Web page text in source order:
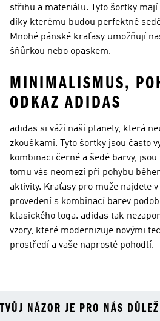
střihu a materiálu. Tyto šortky mají
díky kterému budou perfektně
Mnohé pánské kraťasy umožňují
šňůrkou nebo opaskem.
MINIMALISMUS,
ODKAZ ADIDAS
adidas si váží naší planety, která
zkouškami. Tyto šortky jsou často
kombinaci černé a šedé barvy,
tomu vás neomezí při pohybu
aktivity. Kraťasy pro muže najdete
provedení s kombinací barev
klasického loga. adidas tak
vzory, které modernizuje novými
prostředí a vaše naprosté pohodlí.
TVŮJ NÁZOR JE PRO NÁS